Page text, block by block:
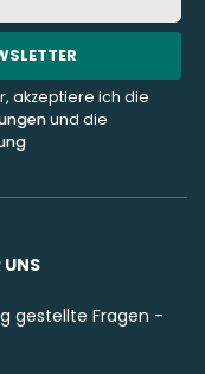
akzeptiere ich die
und die
UNS
gestellte Fragen -